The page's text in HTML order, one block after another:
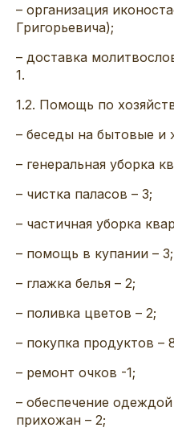
– организация
Григорьевича);
– доставка
1.
1.2. Помощь по
– беседы на бытовые и
– генеральная уборка
– чистка паласов – 3;
– частичная уборка
– помощь в купании – 3;
– глажка белья – 2;
– поливка цветов – 2;
– покупка продуктов –
– ремонт очков -1;
– обеспечение
прихожан – 2;